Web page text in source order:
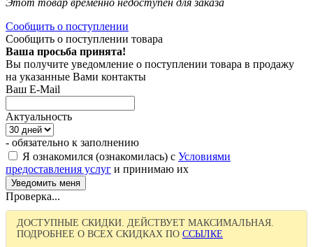
Сообщить о поступлении
Сообщить о поступлении товара
Ваша просьба принята!
Вы получите уведомление о поступлении товара в продажу
на указанные Вами контакты
Ваш E-Mail
Актуальность
- обязательно к заполнению
Я ознакомился (ознакомилась) с Условиями
предоставления услуг и принимаю их
Проверка...
ДОСТУПНЫЕ СКИДКИ. ДЕЙСТВУЕТ МАКСИМАЛЬНАЯ.
ПОДРОБНЕЕ О ВСЕХ СКИДКАХ ПО ССЫЛКЕ